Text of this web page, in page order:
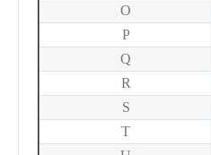
O
P
Q
R
S
T